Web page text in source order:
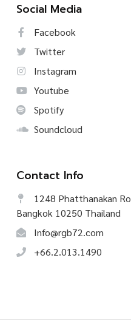
Social Media
Facebook
Twitter
Instagram
Youtube
Spotify
Soundcloud
Contact Info
1248 Phatthanakan
Bangkok 10250 Thailand
Info@rgb72.com
+66.2.013.1490